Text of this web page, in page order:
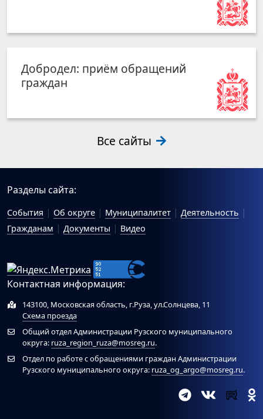
Добродел: приём обращений
граждан
Все сайты
Разделы сайта:
События Об округе Муниципалитет
Деятельность
Гражданам
Документы Видео
Контактная информация:
143100, Московская область, г.Руза, ул.Солнцева, 11
Схема проезда
Общий отдел Администрации Рузского муниципального
округа: ruza_region_ruza@mosreg.ru.
Отдел по работе с обращениями граждан Администрации
Рузского муниципального округа: ruza_og_argo@mosreg.ru.